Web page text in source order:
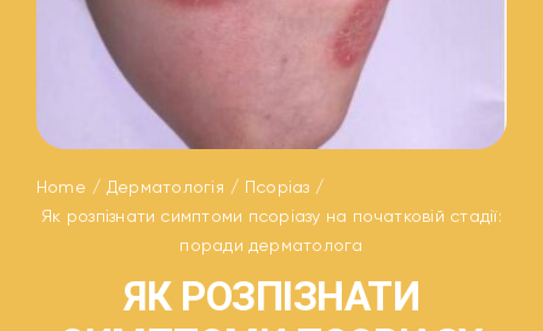
Home Дерматологія
Псоріаз
Як розпізнати симптоми псоріазу на початковій стадії:
поради дерматолога
ЯК РОЗПІЗНАТИ